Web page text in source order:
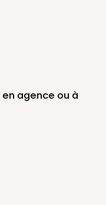
en agence ou à